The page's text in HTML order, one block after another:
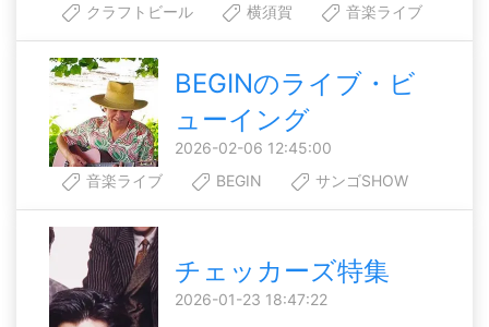
クラフトビール 横須賀 音楽ライブ
BEGINのライブ・ビ
ューイング
2026-02-06 12:45:00
音楽ライブ
BEGIN サンゴSHOW
チェッカーズ特集
2026-01-23 18:47:22